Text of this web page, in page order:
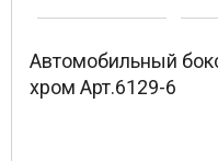
Автомобильный
хром Арт.6129-6